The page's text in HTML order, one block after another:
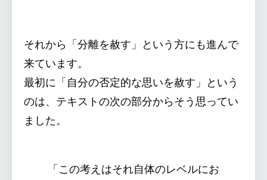
それから「分離を赦す」という方にも進んで
来ています。
最初に「自分の否定的な思いを赦す」という
のは、テキストの次の部分からそう思ってい
ました。
「この考えはそれ自体のレベルにお